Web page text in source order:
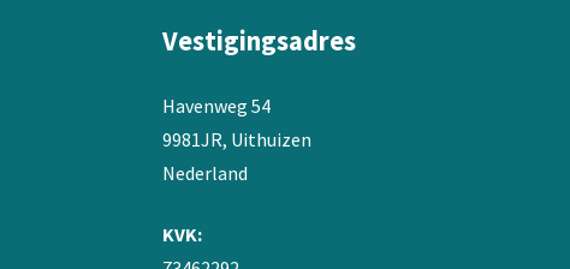
Vestigingsadres
Havenweg 54
9981JR, Uithuizen
Nederland
KVK: